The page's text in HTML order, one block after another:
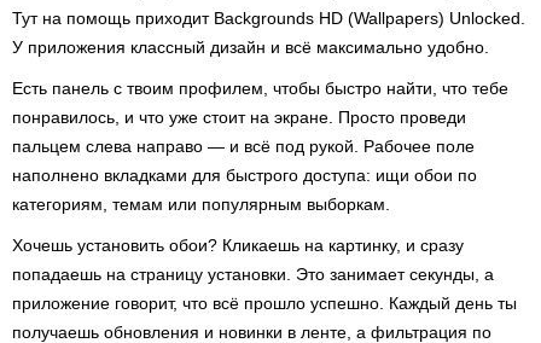
Тут на помощь приходит Backgrounds HD (Wallpapers) Unlocked.
У приложения классный дизайн и всё максимально удобно.
Есть панель с твоим профилем, чтобы быстро найти, что тебе
понравилось, и что уже стоит на экране. Просто проведи
пальцем слева направо — и всё под рукой. Рабочее поле
наполнено вкладками для быстрого доступа: ищи обои по
категориям, темам или популярным выборкам.
Хочешь установить обои? Кликаешь на картинку, и сразу
попадаешь на страницу установки. Это занимает секунды, а
приложение говорит, что всё прошло успешно. Каждый день ты
получаешь обновления и новинки в ленте, а фильтрация по